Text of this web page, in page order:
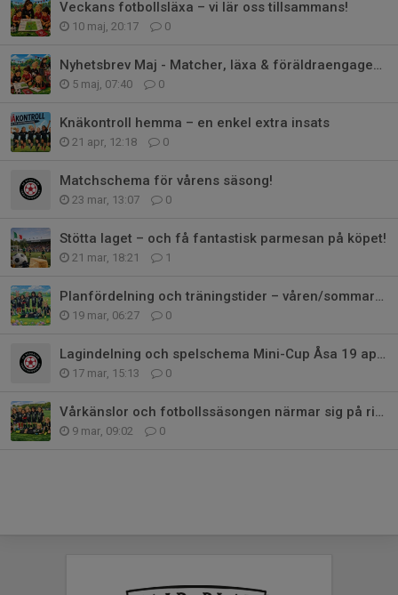
Veckans fotbollsläxa – vi lär oss tillsammans!
10 maj, 20:17 0
Nyhetsbrev Maj - Matcher, läxa & föräldraengagemang
5 maj, 07:40 0
Knäkontroll hemma – en enkel extra insats
21 apr, 12:18 0
Matchschema för vårens säsong!
23 mar, 13:07 0
Stötta laget – och få fantastisk parmesan på köpet!
21 mar, 18:21 1
Planfördelning och träningstider – våren/sommaren
19 mar, 06:27 0
Lagindelning och spelschema Mini-Cup Åsa 19 april
17 mar, 15:13 0
Vårkänslor och fotbollssäsongen närmar sig på riktigt!
9 mar, 09:02 0